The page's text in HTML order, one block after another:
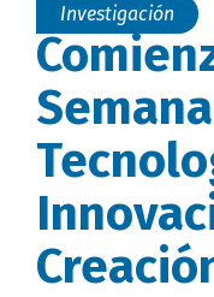
Investigación